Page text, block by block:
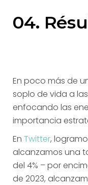
04.
En poco más de
soplo de vida a
enfocando las
importancia
En Twitter,
alcanzamos una
del 4% – por
de 2023,